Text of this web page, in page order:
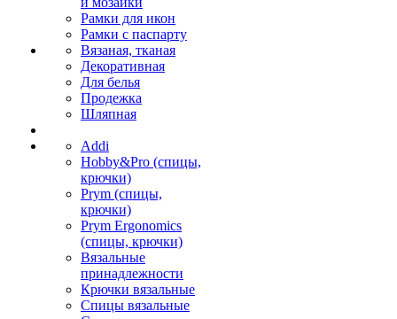
Рамки для икон
Рамки с паспарту
Вязаная, тканая
Декоративная
Для белья
Продежка
Шляпная
Addi
Hobby&Pro (спицы,
крючки)
Prym (спицы,
крючки)
Prym Ergonomics
(спицы, крючки)
Вязальные
принадлежности
Крючки вязальные
Спицы вязальные